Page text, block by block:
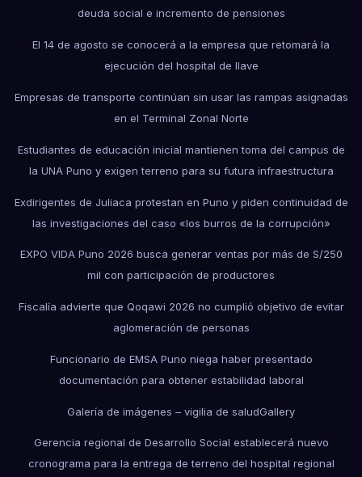
deuda social e incremento de pensiones
El 14 de agosto se conocerá a la empresa que retomará la
ejecución del hospital de Ilave
Empresas de transporte continúan sin usar las rampas asignadas
en el Terminal Zonal Norte
Estudiantes de educación inicial mantienen toma del campus de
la UNA Puno y exigen terreno para su futura infraestructura
Exdirigentes de Juliaca protestan en Puno y piden continuidad de
las investigaciones del caso «los burros de la corrupción»
EXPO VIDA Puno 2026 busca generar ventas por más de S/250
mil con participación de productores
Fiscalía advierte que Qoqawi 2026 no cumplió objetivo de evitar
aglomeración de personas
Funcionario de EMSA Puno niega haber presentado
documentación para obtener estabilidad laboral
Galería de imágenes – vigilia de saludGallery
Gerencia regional de Desarrollo Social establecerá nuevo
cronograma para la entrega de terreno del hospital regional